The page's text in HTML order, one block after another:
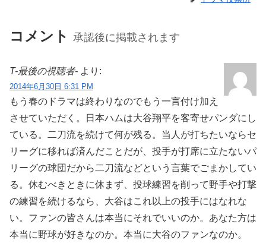
コメント 承認後に掲載されます
T-最後の視聴者- より:
2014年6月30日 6:31 PM
もう春のドラマは終わりなのでもう一言付け加え
させていただく。日本ハムは大谷翔平を客寄せパンダにし
ている。二刀流を続けて何が残る。当人が打ちたいならセ
リーグに移れば済んだことだが、投手が打席に立たないパ
リーグの球団だから二刀流などという言葉でごまかしてい
る。休むべきときに休まず、投球練習を削って野手や打撃
の練習を続けるなら、大谷はこれ以上の投手にはなれな
い。ファンの皆さんは本当にそれでいいのか。あなた方は
本当に野球が好きなのか。本当に大谷のファンなのか。